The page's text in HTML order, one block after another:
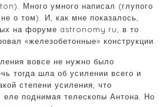
Много умного написал (глупого
о том). И, как мне показалось,
на форуме astronomy.ru, в то
«железобетонные» конструкции.
вовсе не нужно было
тогда шла об усилении всего и
степени усиления, что
еле поднимая телескопы Антона. Но